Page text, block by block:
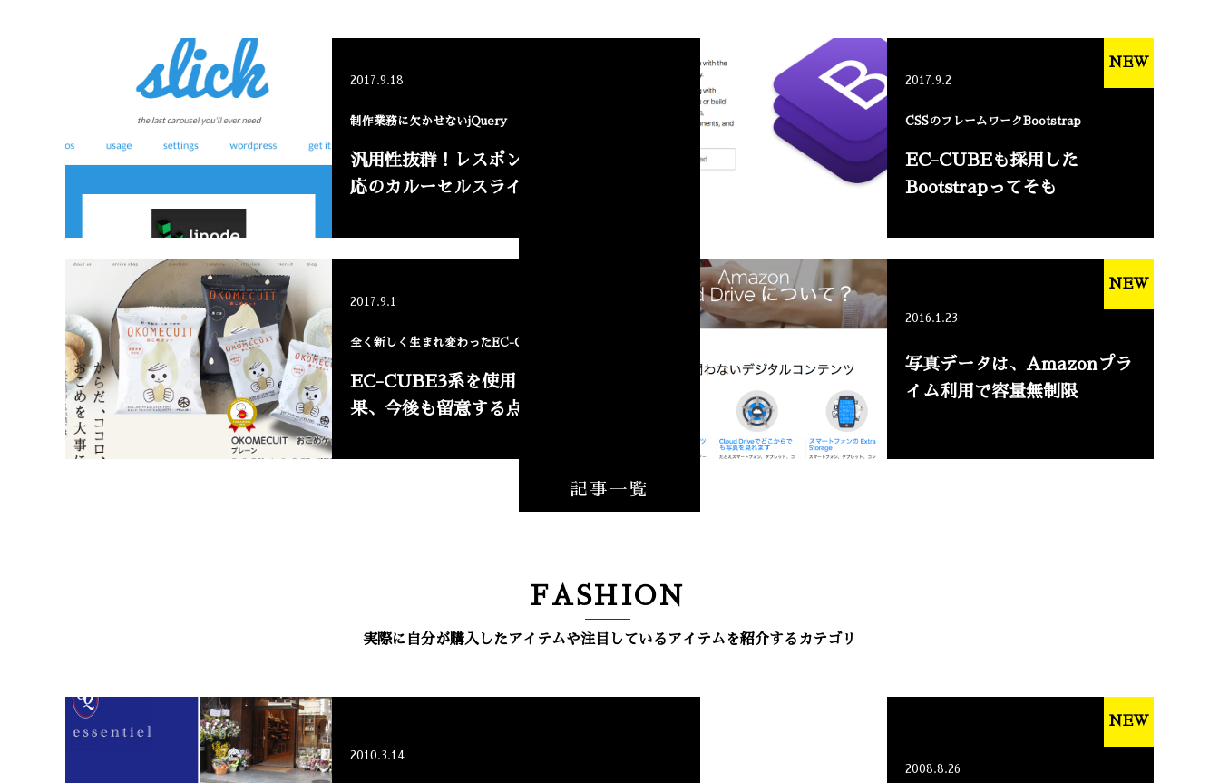
2017.9.18
制作業務に欠かせないjQuery
汎用性抜群！レスポンシブ対
応のカルーセルスライダー
2017.9.2
CSSのフレームワークBootstrap
EC-CUBEも採用した
Bootstrapってそも
NEW
2017.9.1
全く新しく生まれ変わったEC-CUBE3
EC-CUBE3系を使用した結
果、今後も留意する点
2016.1.23
写真データは、Amazonプラ
イム利用で容量無制限
NEW
記事一覧
FASHION
実際に自分が購入したアイテムや注目しているアイテムを紹介するカテゴリ
2010.3.14
2008.8.26
NEW